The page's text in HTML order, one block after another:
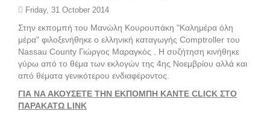
Friday, 31 October 2014
Στην εκπομπή του Μανώλη Κουρουπάκη "Καλημέρα όλη
μέρα" φιλοξενήθηκε ο ελληνική καταγωγής Comptroller του
Nassau County Γιώργος Μαραγκός . Η συζήτηση κινήθηκε
γύρω από το θέμα των εκλογών της 4ης Νοεμβρίου αλλά και
από θέματα γενικότερου ενδιαφέροντος.
ΓΙΑ ΝΑ ΑΚΟΥΣΕΤΕ ΤΗΝ ΕΚΠΟΜΠΗ ΚΑΝΤΕ CLICK ΣΤΟ
ΠΑΡΑΚΑΤΩ LINK